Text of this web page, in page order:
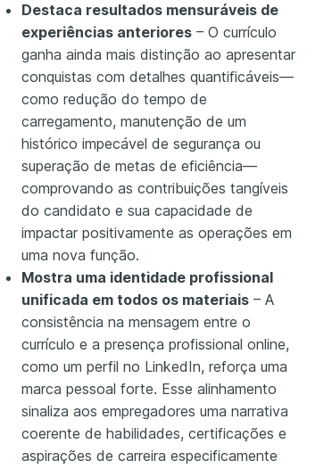
Destaca resultados mensuráveis de
experiências anteriores – O currículo
ganha ainda mais distinção ao apresentar
conquistas com detalhes quantificáveis—
como redução do tempo de
carregamento, manutenção de um
histórico impecável de segurança ou
superação de metas de eficiência—
comprovando as contribuições tangíveis
do candidato e sua capacidade de
impactar positivamente as operações em
uma nova função.
Mostra uma identidade profissional
unificada em todos os materiais – A
consistência na mensagem entre o
currículo e a presença profissional online,
como um perfil no LinkedIn, reforça uma
marca pessoal forte. Esse alinhamento
sinaliza aos empregadores uma narrativa
coerente de habilidades, certificações e
aspirações de carreira especificamente